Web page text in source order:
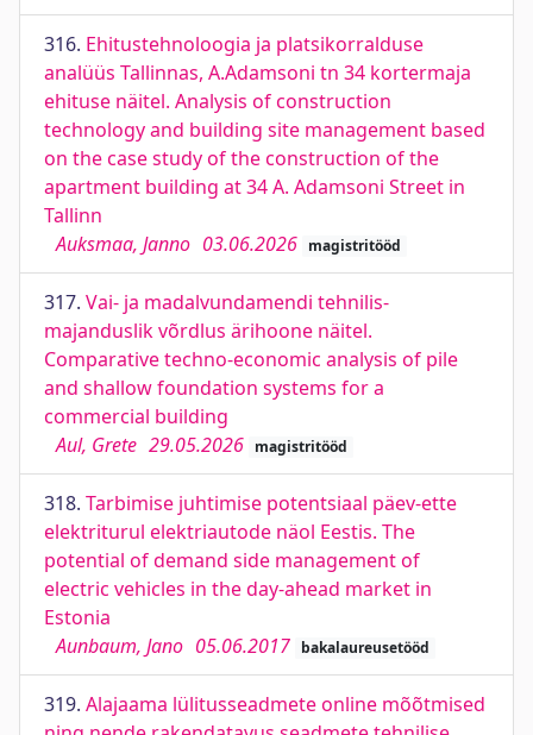
316. Ehitustehnoloogia ja platsikorralduse
analüüs Tallinnas, A.Adamsoni tn 34 kortermaja
ehituse näitel. Analysis of construction
technology and building site management based
on the case study of the construction of the
apartment building at 34 A. Adamsoni Street in
Tallinn
Auksmaa, Janno 03.06.2026 magistritööd
317. Vai- ja madalvundamendi tehnilis-
majanduslik võrdlus ärihoone näitel.
Comparative techno-economic analysis of pile
and shallow foundation systems for a
commercial building
Aul, Grete 29.05.2026 magistritööd
318. Tarbimise juhtimise potentsiaal päev-ette
elektriturul elektriautode näol Eestis. The
potential of demand side management of
electric vehicles in the day-ahead market in
Estonia
Aunbaum, Jano 05.06.2017 bakalaureusetööd
319. Alajaama lülitusseadmete online mõõtmised